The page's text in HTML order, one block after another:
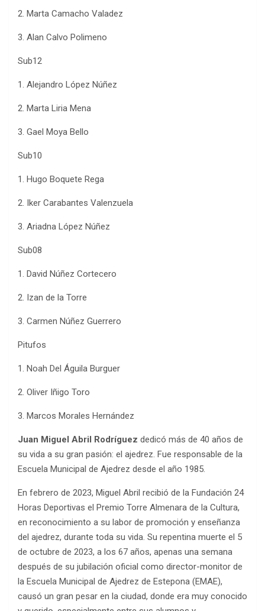
2. Marta Camacho Valadez
3. Alan Calvo Polimeno
Sub12
1. Alejandro López Núñez
2. Marta Liria Mena
3. Gael Moya Bello
Sub10
1. Hugo Boquete Rega
2. Iker Carabantes Valenzuela
3. Ariadna López Núñez
Sub08
1. David Núñez Cortecero
2. Izan de la Torre
3. Carmen Núñez Guerrero
Pitufos
1. Noah Del Águila Burguer
2. Oliver Iñigo Toro
3. Marcos Morales Hernández
Juan Miguel Abril Rodríguez dedicó más de 40 años de
su vida a su gran pasión: el ajedrez. Fue responsable de la
Escuela Municipal de Ajedrez desde el año 1985.
En febrero de 2023, Miguel Abril recibió de la Fundación 24
Horas Deportivas el Premio Torre Almenara de la Cultura,
en reconocimiento a su labor de promoción y enseñanza
del ajedrez, durante toda su vida. Su repentina muerte el 5
de octubre de 2023, a los 67 años, apenas una semana
después de su jubilación oficial como director-monitor de
la Escuela Municipal de Ajedrez de Estepona (EMAE),
causó un gran pesar en la ciudad, donde era muy conocido